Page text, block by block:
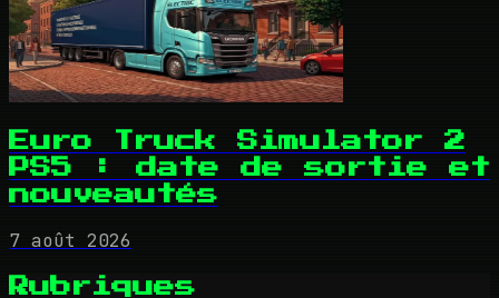
Euro Truck Simulator 2
PS5 : date de sortie et
nouveautés
7 août 2026
Rubriques